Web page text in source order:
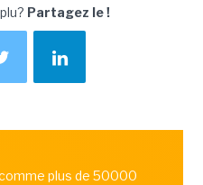
Partagez le !
plus de 50000